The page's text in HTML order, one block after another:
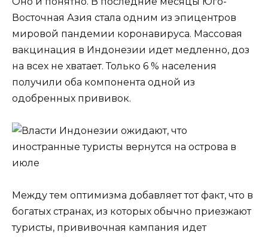
Восточная Азия стала одним из эпицентров
мировой пандемии коронавируса. Массовая
вакцинация в Индонезии идет медленно, доз
на всех не хватает. Только 6 % населения
получили оба компонента одной из
одобренных прививок.
Между тем оптимизма добавляет тот факт, что в
богатых странах, из которых обычно приезжают
туристы, прививочная кампания идет